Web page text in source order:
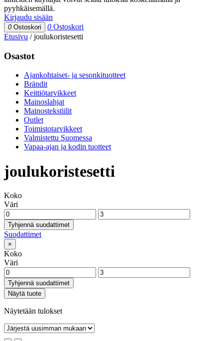
pyyhkäisemällä.
Kirjaudu sisään
0 Ostoskori 0 Ostoskori
Etusivu /joulukoristesetti
Osastot
Ajankohtaiset- ja sesonkituotteet
Brändit
Keittiötarvikkeet
Mainoslahjat
Mainostekstiilit
Outlet
Toimistotarvikkeet
Valmistettu Suomessa
Vapaa-ajan ja kodin tuotteet
joulukoristesetti
Koko
Väri
Tyhjennä suodattimet
Suodattimet
×
Koko
Väri
Tyhjennä suodattimet
Näytä tuote
Näytetään tulokset